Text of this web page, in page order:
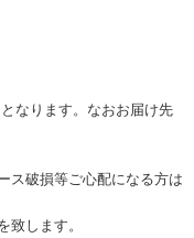
なります。なおお届け先
ス破損等ご心配になる方は
致します。